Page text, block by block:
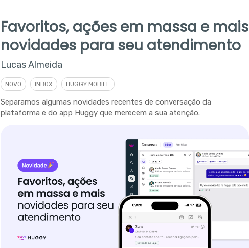
Favoritos, ações em massa e mais
novidades para seu atendimento
Lucas Almeida
NOVO INBOX HUGGY MOBILE
Separamos algumas novidades recentes de conversação da
plataforma e do app Huggy que merecem a sua atenção.